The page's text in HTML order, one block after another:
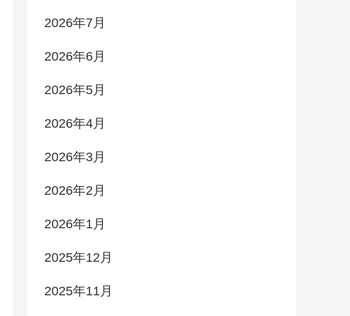
2026年7月
2026年6月
2026年5月
2026年4月
2026年3月
2026年2月
2026年1月
2025年12月
2025年11月